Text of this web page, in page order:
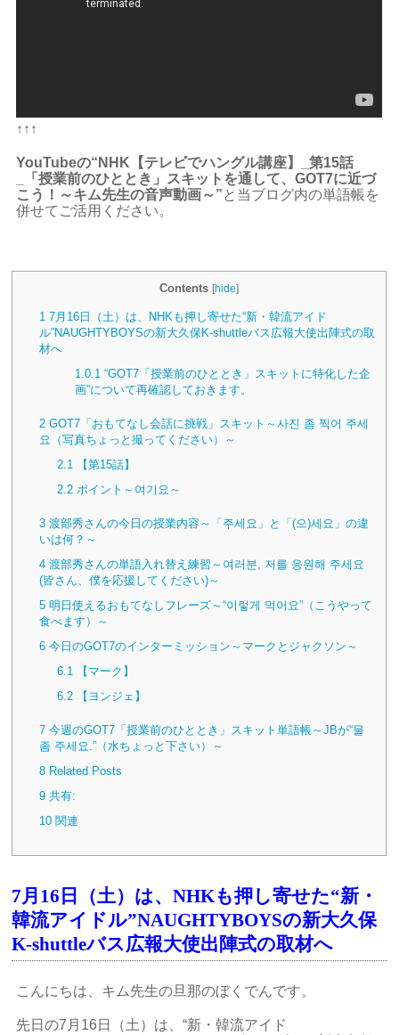
↑↑↑
YouTubeの“NHK【テレビでハングル講座】_第15話
_「授業前のひととき」スキットを通して、GOT7に近づ
こう！～キム先生の音声動画～” と当ブログ内の単語帳を
併せてご活用ください。
Contents [hide]
1 7月16日（土）は、NHKも押し寄せた“新・韓流アイド
ル”NAUGHTYBOYSの新大久保K-shuttleバス広報大使出陣式の取
材へ
1.0.1 “GOT7「授業前のひととき」スキットに特化した企
画”について再確認しておきます。
2 GOT7「おもてなし会話に挑戦」スキット～사진 좀 찍어 주세
요（写真ちょっと撮ってください）～
2.1
【第15話】
2.2 ポイント～여기요～
3 渡部秀さんの今日の授業内容～「주세요」と「(으)세요」の違
いは何？～
4 渡部秀さんの単語入れ替え練習～여러분, 저를 응원해 주세요
(皆さん、僕を応援してください)～
5 明日使えるおもてなしフレーズ～“이렇게 먹어요”（こうやって
食べます）～
6 今日のGOT7のインターミッション～マークとジャクソン～
6.1
【マーク】
6.2 【ヨンジェ】
7 今週のGOT7「授業前のひととき」スキット単語帳～JBが“물
좀 주세요.”（水ちょっと下さい）～
8 Related Posts
9 共有:
10 関連
7月16日（土）は、NHKも押し寄せた“新・
韓流アイドル”NAUGHTYBOYSの新大久保
K-shuttleバス広報大使出陣式の取材へ
こんにちは、キム先生の旦那のぼくでんです。
先日の7月16日（土）は、“新・韓流アイド